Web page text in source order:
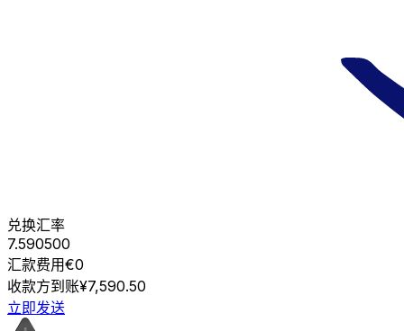
兑换汇率
7.590500
汇款费用€0
收款方到账¥7,590.50
立即发送